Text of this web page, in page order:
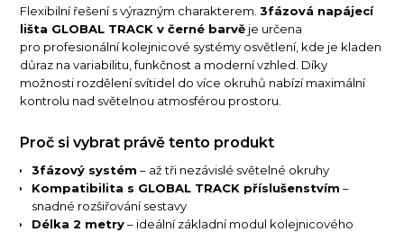
Flexibilní řešení s výrazným charakterem.3fázová napájecí
lišta GLOBAL TRACK v černé barvě je určena
pro profesionální kolejnicové systémy osvětlení, kde je kladen
důraz na variabilitu, funkčnost a moderní vzhled. Díky
možnosti rozdělení svítidel do více okruhů nabízí maximální
kontrolu nad světelnou atmosférou prostoru.
Proč si vybrat právě tento produkt
3fázový systém – až tři nezávislé světelné okruhy
Kompatibilita s GLOBAL TRACK příslušenstvím –
snadné rozšiřování sestavy
Délka 2 metry– ideální základní modul kolejnicového